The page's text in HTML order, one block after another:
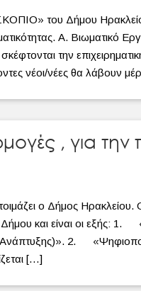
του Δήμου
Α. Βιωματικό
την
νέοι/νέες θα λάβουν
, για την
ο Δήμος
και είναι οι εξής: 1.
Ανάπτυξης)». 2.
[…]